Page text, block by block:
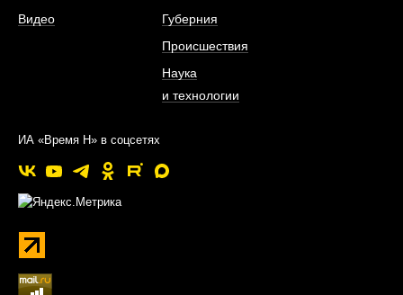
Видео
Губерния
Происшествия
Наука
и технологии
ИА «Время Н» в соцсетях